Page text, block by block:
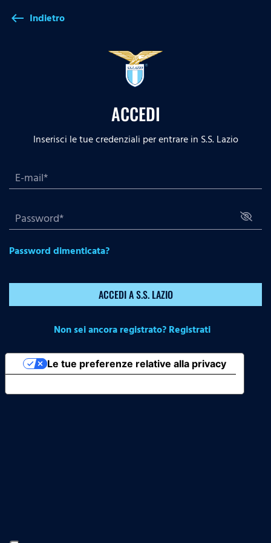
west Indietro
ACCEDI
Inserisci le tue credenziali per entrare in S.S. Lazio
Password dimenticata?
ACCEDI A S.S. LAZIO
Non sei ancora registrato? Registrati
Le tue preferenze relative alla privacy